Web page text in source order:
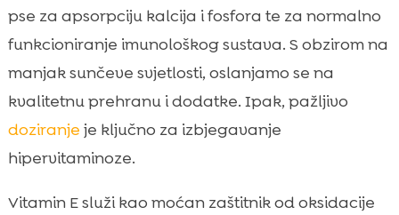
pse za apsorpciju kalcija i fosfora te za normalno
funkcioniranje imunološkog sustava. S obzirom na
manjak sunčeve svjetlosti, oslanjamo se na
kvalitetnu prehranu i dodatke. Ipak, pažljivo
doziranje je ključno za izbjegavanje
hipervitaminoze.
Vitamin E služi kao moćan zaštitnik od oksidacije